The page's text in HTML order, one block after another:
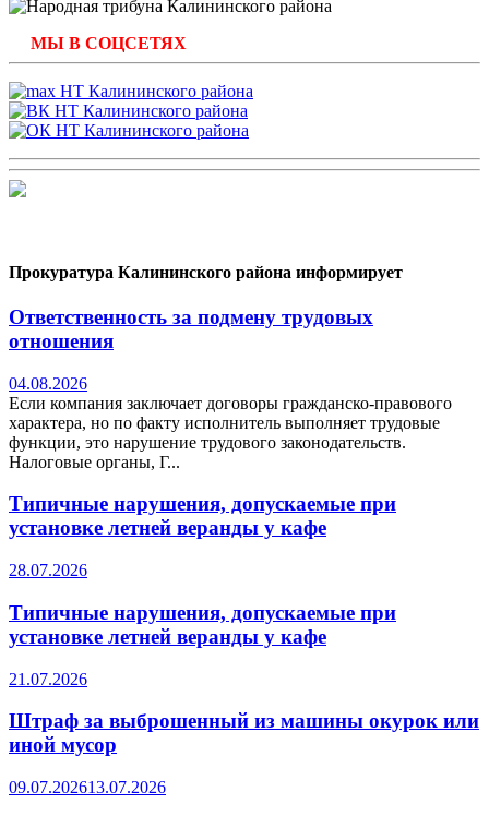
МЫ В СОЦСЕТЯХ
Прокуратура Калининского района информирует
Ответственность за подмену трудовых
отношения
04.08.2026
Если компания заключает договоры гражданско-правового
характера, но по факту исполнитель выполняет трудовые
функции, это нарушение трудового законодательств.
Налоговые органы, Г...
Типичные нарушения, допускаемые при
установке летней веранды у кафе
28.07.2026
Типичные нарушения, допускаемые при
установке летней веранды у кафе
21.07.2026
Штраф за выброшенный из машины окурок или
иной мусор
09.07.202613.07.2026